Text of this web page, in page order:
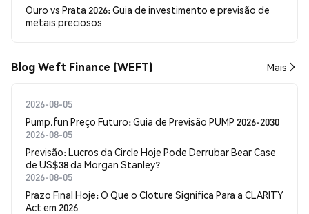
Ouro vs Prata 2026: Guia de investimento e previsão de
metais preciosos
Blog Weft Finance (WEFT) Mais
2026-08-05
Pump.fun Preço Futuro: Guia de Previsão PUMP 2026-2030
2026-08-05
Previsão: Lucros da Circle Hoje Pode Derrubar Bear Case
de US$38 da Morgan Stanley?
2026-08-05
Prazo Final Hoje: O Que o Cloture Significa Para a CLARITY
Act em 2026